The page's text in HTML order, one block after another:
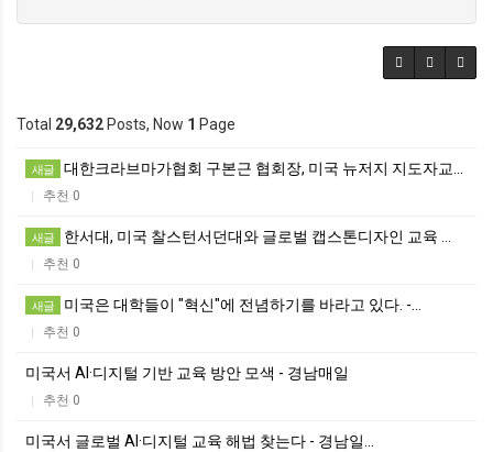
Total 29,632Posts, Now 1 Page
새글 대한크라브마가협회 구본근 협회장, 미국 뉴저지 지도자교…
| 추천 0
새글 한서대, 미국 찰스턴서던대와 글로벌 캡스톤디자인 교육 …
| 추천 0
새글 미국은 대학들이 "혁신"에 전념하기를 바라고 있다. -…
| 추천 0
미국서 AI·디지털 기반 교육 방안 모색 - 경남매일
| 추천 0
미국서 글로벌 AI·디지털 교육 해법 찾는다 - 경남일…